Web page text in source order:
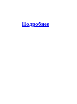
Подробнее